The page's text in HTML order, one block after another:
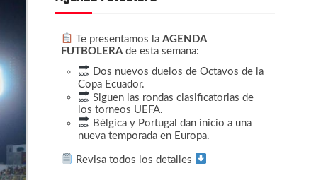
Te presentamos la AGENDA
FUTBOLERAde esta semana:
Dos nuevos duelos de Octavos de la
Copa Ecuador.
Siguen las rondas clasificatorias de
los torneos UEFA.
Bélgica y Portugal dan inicio a una
nueva temporada en Europa.
Revisa todos los detalles